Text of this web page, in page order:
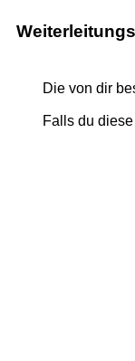
Die von dir
Falls du